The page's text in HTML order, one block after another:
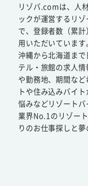
リゾバ.comは、人
ックが運営するリ
で、登録者数（累
用いただいています。
沖縄から北海道ま
テル・旅館の求人
や勤務地、期間な
トや住み込みバイ
悩みなどリゾートバ
業界No.1のリゾー
りのお仕事探しと夢